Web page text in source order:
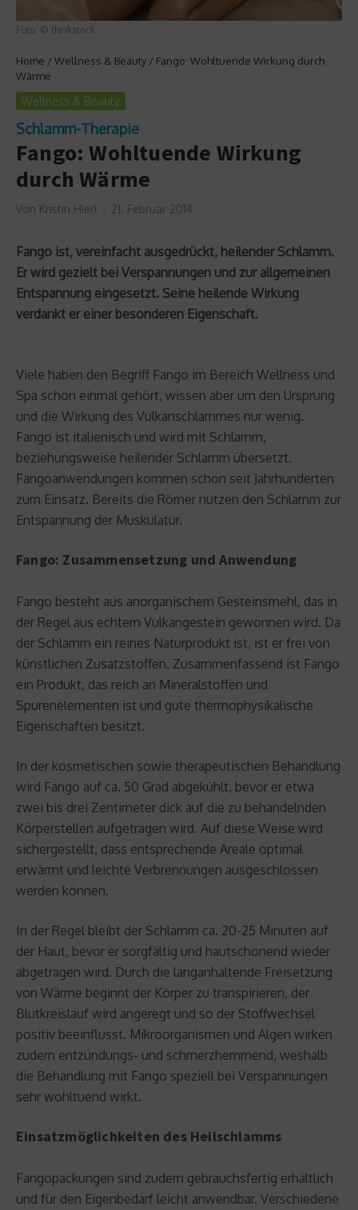
Foto: © thinkstock
Home / Wellness & Beauty / Fango: Wohltuende Wirkung durch
Wärme
Wellness & Beauty
Schlamm-Therapie
Fango: Wohltuende Wirkung
durch Wärme
Von Kristin Hierl 21. Februar 2014
Fango ist, vereinfacht ausgedrückt, heilender Schlamm.
Er wird gezielt bei Verspannungen und zur allgemeinen
Entspannung eingesetzt. Seine heilende Wirkung
verdankt er einer besonderen Eigenschaft.
Viele haben den Begriff Fango im Bereich Wellness und
Spa schon einmal gehört, wissen aber um den Ursprung
und die Wirkung des Vulkanschlammes nur wenig.
Fango ist italienisch und wird mit Schlamm,
beziehungsweise heilender Schlamm übersetzt.
Fangoanwendungen kommen schon seit Jahrhunderten
zum Einsatz. Bereits die Römer nutzen den Schlamm zur
Entspannung der Muskulatur.
Fango: Zusammensetzung und Anwendung
Fango besteht aus anorganischem Gesteinsmehl, das in
der Regel aus echtem Vulkangestein gewonnen wird. Da
der Schlamm ein reines Naturprodukt ist, ist er frei von
künstlichen Zusatzstoffen. Zusammenfassend ist Fango
ein Produkt, das reich an Mineralstoffen und
Spurenelementen ist und gute thermophysikalische
Eigenschaften besitzt.
In der kosmetischen sowie therapeutischen Behandlung
wird Fango auf ca. 50 Grad abgekühlt, bevor er etwa
zwei bis drei Zentimeter dick auf die zu behandelnden
Körperstellen aufgetragen wird. Auf diese Weise wird
sichergestellt, dass entsprechende Areale optimal
erwärmt und leichte Verbrennungen ausgeschlossen
werden können.
In der Regel bleibt der Schlamm ca. 20-25 Minuten auf
der Haut, bevor er sorgfältig und hautschonend wieder
abgetragen wird. Durch die langanhaltende Freisetzung
von Wärme beginnt der Körper zu transpirieren, der
Blutkreislauf wird angeregt und so der Stoffwechsel
positiv beeinflusst. Mikroorganismen und Algen wirken
zudem entzündungs- und schmerzhemmend, weshalb
die Behandlung mit Fango speziell bei Verspannungen
sehr wohltuend wirkt.
Einsatzmöglichkeiten des Heilschlamms
Fangopackungen sind zudem gebrauchsfertig erhältlich
und für den Eigenbedarf leicht anwendbar. Verschiedene